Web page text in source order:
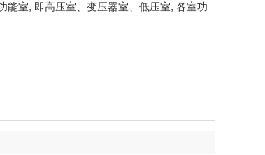
能室, 即高压室、变压器室、低压室, 各室功